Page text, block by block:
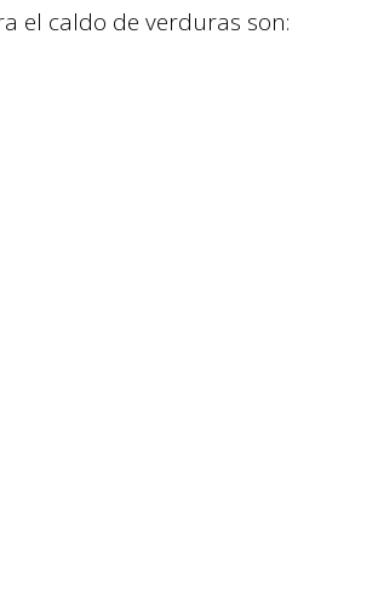
el caldo de verduras son: